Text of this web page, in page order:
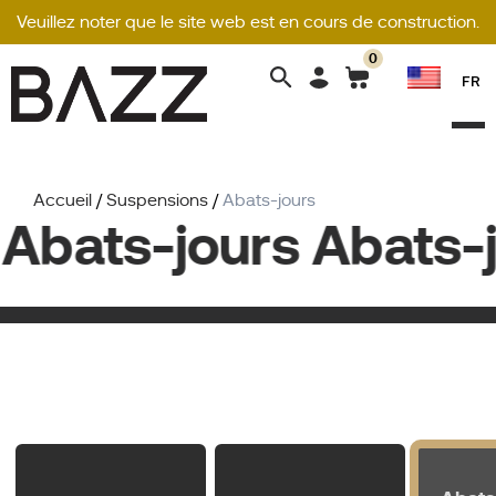
Veuillez noter que le site web est en cours de construction.
0
FR
Search
for:
Accueil /Suspensions /Abats-jours
jours